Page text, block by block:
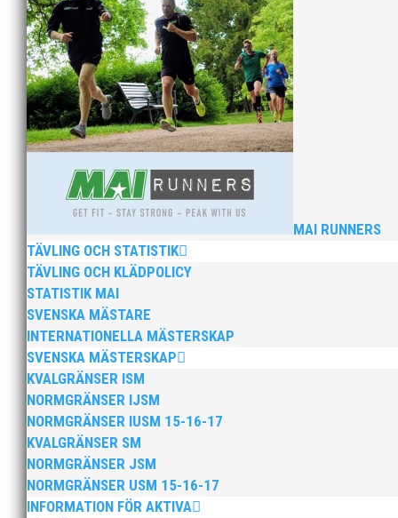
MAI RUNNERS
TÄVLING OCH STATISTIK
TÄVLING OCH KLÄDPOLICY
STATISTIK MAI
SVENSKA MÄSTARE
INTERNATIONELLA MÄSTERSKAP
SVENSKA MÄSTERSKAP
KVALGRÄNSER ISM
NORMGRÄNSER IJSM
NORMGRÄNSER IUSM 15-16-17
KVALGRÄNSER SM
NORMGRÄNSER JSM
NORMGRÄNSER USM 15-16-17
INFORMATION FÖR AKTIVA
Bilder från Stafett-SM 2026. Foto: Thomas
Anders Hallström, 55, blir ny klubbchef i MAI. Han
hockeyn i Trelleborg och fotbollen i Höllviken
Efter att årsmötet avslutats följde en kväll med
möjliggjorde och generöst finansierade denna del av